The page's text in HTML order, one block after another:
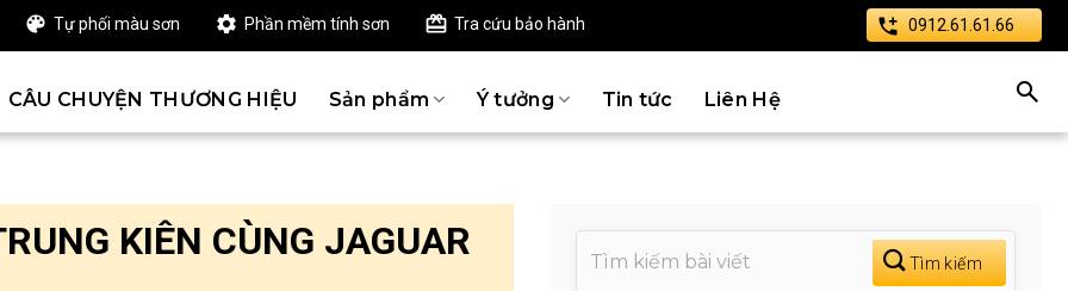
Tự phối màu sơn Phần mềm tính sơn Tra cứu bảo hành 0912.61.61.66
CÂU CHUYỆN THƯƠNG HIỆU Sản phẩm Ý tưởng Tin tức Liên Hệ
KIÊN CÙNG JAGUAR